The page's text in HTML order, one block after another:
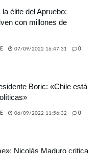
élite del Apruebo:
con millones de
07/09/2022 16:47:31 0
Boric: «Chile está
06/09/2022 11:56:32 0
Nicolás Maduro critica